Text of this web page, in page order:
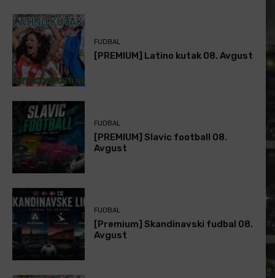
FUDBAL
[PREMIUM] Latino kutak 08. Avgust
FUDBAL
[PREMIUM] Slavic football 08.
Avgust
FUDBAL
[Premium] Skandinavski fudbal 08.
Avgust